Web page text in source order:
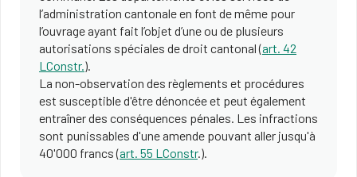
l’administration cantonale en font de même pour
l’ouvrage ayant fait l’objet d’une ou de plusieurs
autorisations spéciales de droit cantonal (art. 42
LConstr.).
La non-observation des règlements et procédures
est susceptible d'être dénoncée et peut également
entraîner des conséquences pénales. Les infractions
sont punissables d'une amende pouvant aller jusqu'à
40'000 francs (art. 55 LConstr.).